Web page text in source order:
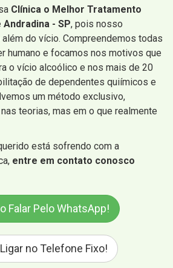
Clínica o Melhor Tratamento
- SP, pois nosso
do vício. Compreendemos todas
humano e focamos nos motivos que
o vício alcoólico e nos mais de 20
de dependentes quiímicos e
um método exclusivo,
teorias, mas em o que realmente
está sofrendo com a
entre em contato conosco
Falar Pelo WhatsApp!
no Telefone Fixo!